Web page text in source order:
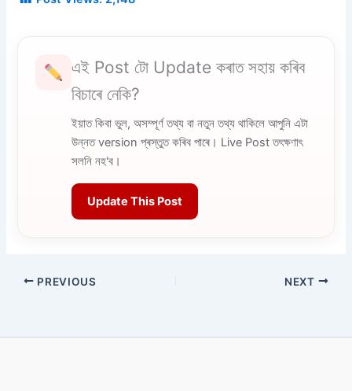
এই Post টো Update কৰাত সহায় কৰিব
বিচাৰে নেকি?
ইয়াত কিবা ভুল, অসম্পূৰ্ণ তথ্য বা নতুন তথ্য থাকিলে আপুনি এটা
উন্নত version প্ৰস্তুত কৰিব পাৰে। Live Post তৎক্ষণাৎ
সলনি নহ'ব।
Update This Post
PREVIOUS NEXT